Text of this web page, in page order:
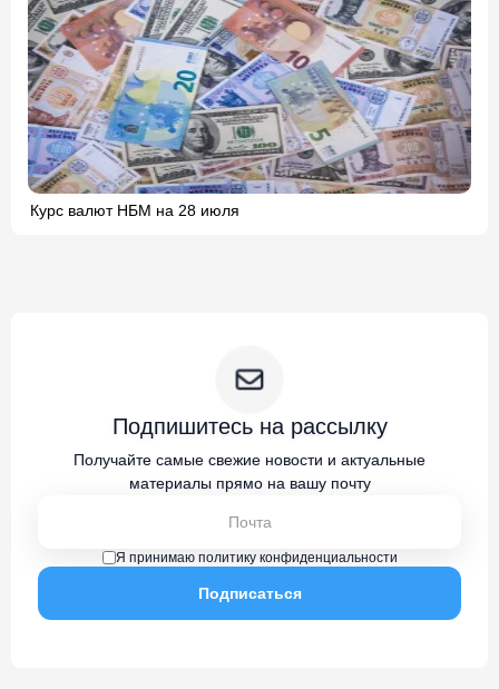
Курс валют НБМ на 28 июля
Подпишитесь на рассылку
Получайте самые свежие новости и актуальные
материалы прямо на вашу почту
Я принимаю политику конфиденциальности